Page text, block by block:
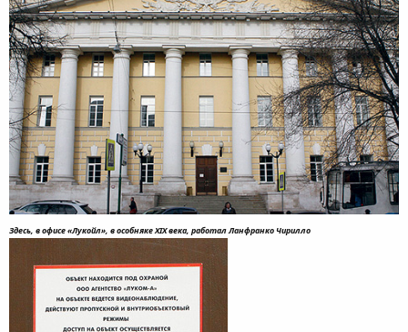
Здесь, в офисе «Лукойл», в особняке XIX века, работал Ланфранко Чирилло